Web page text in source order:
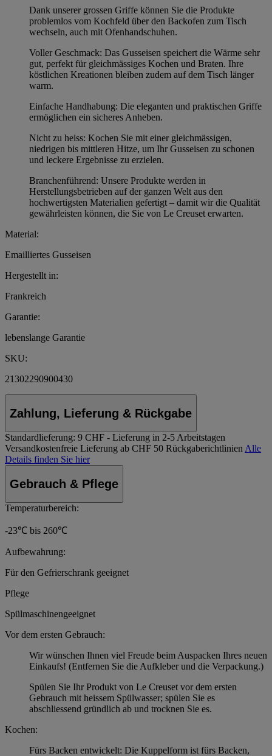
Dank unserer grossen Griffe können Sie die Produkte
problemlos vom Kochfeld über den Backofen zum Tisch
wechseln, auch mit Ofenhandschuhen.
Voller Geschmack: Das Gusseisen speichert die Wärme sehr
gut, perfekt für gleichmässiges Kochen und Braten. Ihre
köstlichen Kreationen bleiben zudem auf dem Tisch länger
warm.
Einfache Handhabung: Die eleganten und praktischen Griffe
ermöglichen ein sicheres Anheben.
Nicht zu heiss: Kochen Sie mit einer gleichmässigen,
niedrigen bis mittleren Hitze, um Ihr Gusseisen zu schonen
und leckere Ergebnisse zu erzielen.
Branchenführend: Unsere Produkte werden in
Herstellungsbetrieben auf der ganzen Welt aus den
hochwertigsten Materialien gefertigt – damit wir die Qualität
gewährleisten können, die Sie von Le Creuset erwarten.
Material:
Emailliertes Gusseisen
Hergestellt in:
Frankreich
Garantie:
lebenslange Garantie
SKU:
21302290900430
Zahlung, Lieferung & Rückgabe
Standardlieferung: 9 CHF - Lieferung in 2-5 Arbeitstagen
Versandkostenfreie Lieferung ab CHF 50 Rückgaberichtlinien Alle
Details finden Sie hier
Gebrauch & Pflege
Temperaturbereich:
-23℃ bis 260℃
Aufbewahrung:
Für den Gefrierschrank geeignet
Pflege
Spülmaschinengeeignet
Vor dem ersten Gebrauch:
Wir wünschen Ihnen viel Freude beim Auspacken Ihres neuen
Einkaufs! (Entfernen Sie die Aufkleber und die Verpackung.)
Spülen Sie Ihr Produkt von Le Creuset vor dem ersten
Gebrauch mit heissem Spülwasser; spülen Sie es
abschliessend gründlich ab und trocknen Sie es.
Kochen:
Fürs Backen entwickelt: Die Kuppelform ist fürs Backen,